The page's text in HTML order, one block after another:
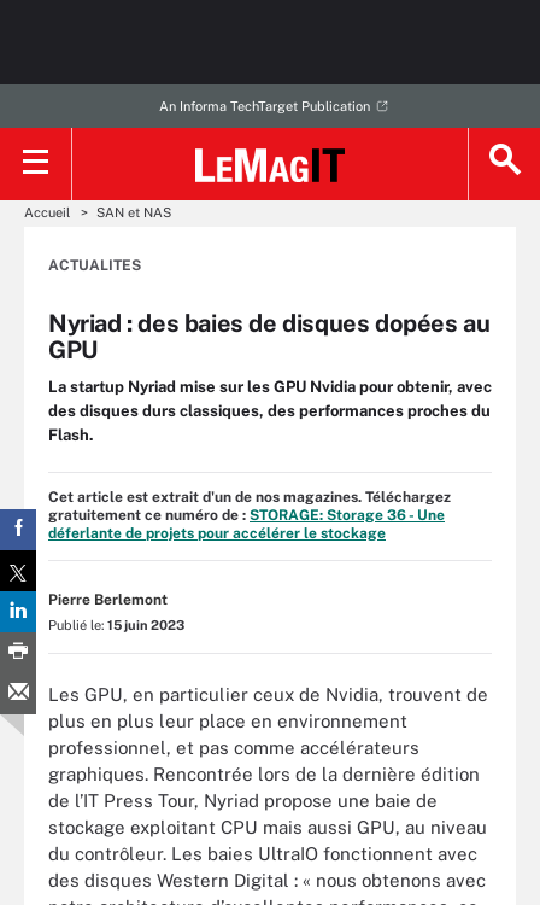
An Informa TechTarget Publication
Accueil SAN et NAS
ACTUALITES
Nyriad : des baies de disques dopées au
GPU
La startup Nyriad mise sur les GPU Nvidia pour obtenir, avec
des disques durs classiques, des performances proches du
Flash.
Cet article est extrait d'un de nos magazines. Téléchargez
gratuitement ce numéro de : STORAGE: Storage 36 - Une
déferlante de projets pour accélérer le stockage
Pierre Berlemont
Publié le: 15 juin 2023
Les GPU, en particulier ceux de Nvidia, trouvent de
plus en plus leur place en environnement
professionnel, et pas comme accélérateurs
graphiques. Rencontrée lors de la dernière édition
de l’IT Press Tour, Nyriad propose une baie de
stockage exploitant CPU mais aussi GPU, au niveau
du contrôleur. Les baies UltraIO fonctionnent avec
des disques Western Digital : « nous obtenons avec